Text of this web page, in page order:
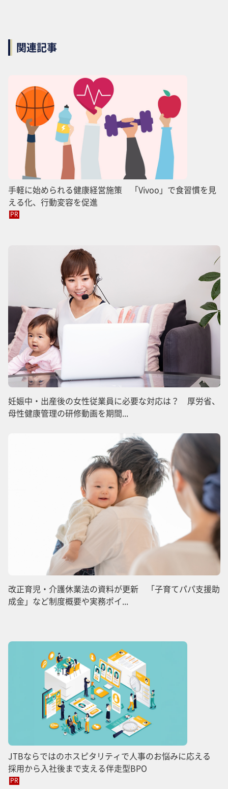
関連記事
手軽に始められる健康経営施策 「Vivoo」で食習慣を見
える化、行動変容を促進
PR
妊娠中・出産後の女性従業員に必要な対応は？ 厚労省、
母性健康管理の研修動画を期間...
改正育児・介護休業法の資料が更新 「子育てパパ支援助
成金」など制度概要や実務ポイ...
JTBならではのホスピタリティで人事のお悩みに応える
採用から入社後まで支える伴走型BPO
PR